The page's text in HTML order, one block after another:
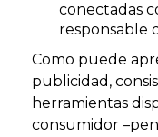
conectadas
responsable
Como puede
publicidad,
herramientas
consumidor